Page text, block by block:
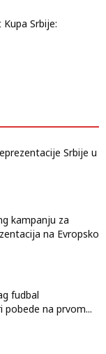
Srbije:
Srbije u
kampanju za
na Evropsko
fudbal
pobede na prvom...